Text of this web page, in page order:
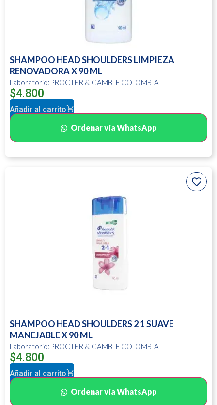
SHAMPOO HEAD SHOULDERS LIMPIEZA
RENOVADORA X 90 ML
Laboratorio:PROCTER & GAMBLE COLOMBIA
$4.800
Añadir al carrito
Ordenar vía WhatsApp
SHAMPOO HEAD SHOULDERS 2 1 SUAVE
MANEJABLE X 90 ML
Laboratorio:PROCTER & GAMBLE COLOMBIA
$4.800
Añadir al carrito
Ordenar vía WhatsApp